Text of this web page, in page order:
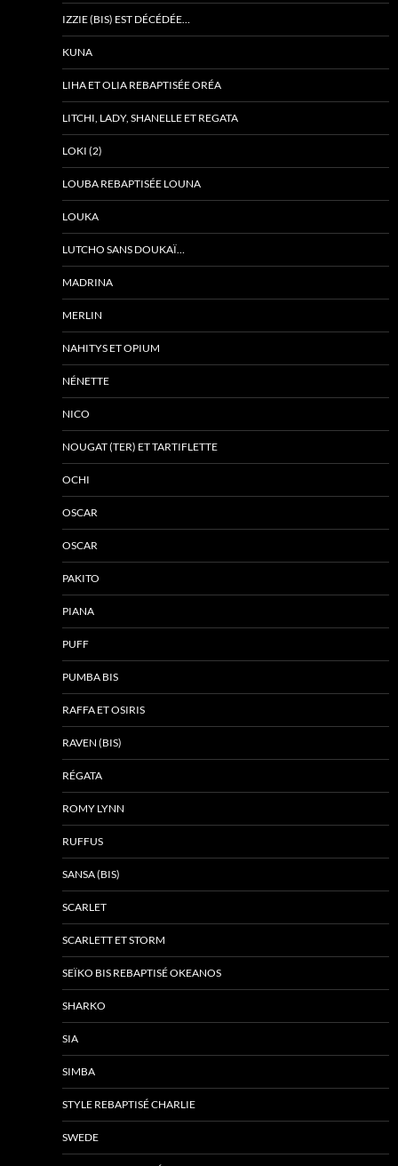
IZZIE (BIS) EST DÉCÉDÉE…
KUNA
LIHA ET OLIA REBAPTISÉE ORÉA
LITCHI, LADY, SHANELLE ET REGATA
LOKI (2)
LOUBA REBAPTISÉE LOUNA
LOUKA
LUTCHO SANS DOUKAÏ…
MADRINA
MERLIN
NAHITYS ET OPIUM
NÉNETTE
NICO
NOUGAT (TER) ET TARTIFLETTE
OCHI
OSCAR
OSCAR
PAKITO
PIANA
PUFF
PUMBA BIS
RAFFA ET OSIRIS
RAVEN (BIS)
RÉGATA
ROMY LYNN
RUFFUS
SANSA (BIS)
SCARLET
SCARLETT ET STORM
SEÏKO BIS REBAPTISÉ OKEANOS
SHARKO
SIA
SIMBA
STYLE REBAPTISÉ CHARLIE
SWEDE